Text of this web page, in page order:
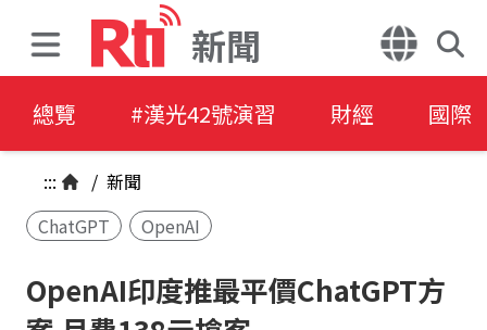
新聞
總覽 #漢光42號演習 財經 國際
::: / 新聞
ChatGPT
OpenAI
OpenAI印度推最平價ChatGPT方